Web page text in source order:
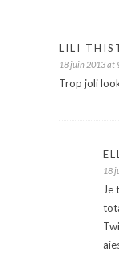
LILI
18 juin 2013 at
Trop joli
18
Je